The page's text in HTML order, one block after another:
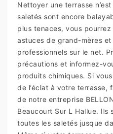
Nettoyer une terrasse
saletés sont encore
plus tenaces, vous
astuces de grand-mères
professionnels sur le net.
précautions et informez-
produits chimiques. Si
de l’éclat à votre terrasse,
de notre entreprise
Beaucourt Sur L Hallue. Ils
toutes les saletés jusque